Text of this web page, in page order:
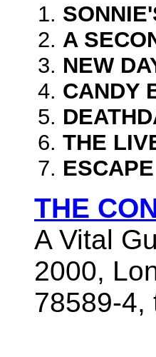
A
NEW
CANDY
THE
THE
A Vital
2000,
78589-4,